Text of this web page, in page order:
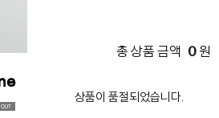
총 상품 금액 0 원
상품이 품절되었습니다.